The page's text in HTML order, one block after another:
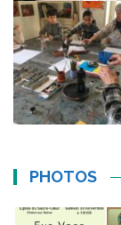
PHOTOS